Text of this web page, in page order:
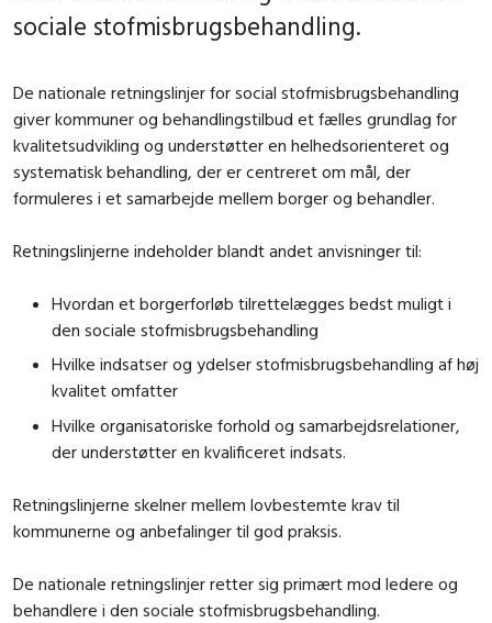
sociale stofmisbrugsbehandling.
De nationale retningslinjer for social stofmisbrugsbehandling
giver kommuner og behandlingstilbud et fælles grundlag for
kvalitetsudvikling og understøtter en helhedsorienteret og
systematisk behandling, der er centreret om mål, der
formuleres i et samarbejde mellem borger og behandler.
Retningslinjerne indeholder blandt andet anvisninger til:
Hvordan et borgerforløb tilrettelægges bedst muligt i
den sociale stofmisbrugsbehandling
Hvilke indsatser og ydelser stofmisbrugsbehandling af høj
kvalitet omfatter
Hvilke organisatoriske forhold og samarbejdsrelationer,
der understøtter en kvalificeret indsats.
Retningslinjerne skelner mellem lovbestemte krav til
kommunerne og anbefalinger til god praksis.
De nationale retningslinjer retter sig primært mod ledere og
behandlere i den sociale stofmisbrugsbehandling.